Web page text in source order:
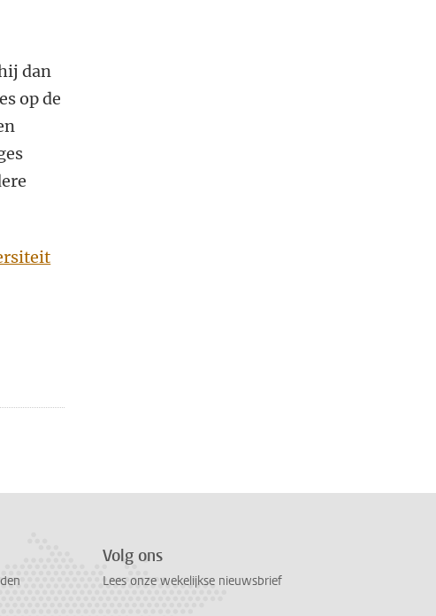
dan
op de
Volg ons
Lees onze wekelijkse nieuwsbrief